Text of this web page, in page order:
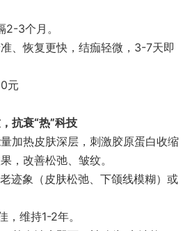
2-3个月。
、恢复更快，结痂轻微，3-7天即
元
抗衰“热”科技
量加热皮肤深层，刺激胶原蛋白收缩
，改善松弛、皱纹。
迹象（皮肤松弛、下颌线模糊）或
维持1-2年。